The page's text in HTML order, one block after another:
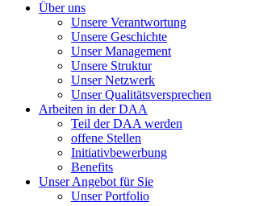
Über uns
Unsere Verantwortung
Unsere Geschichte
Unser Management
Unsere Struktur
Unser Netzwerk
Unser Qualitätsversprechen
Arbeiten in der DAA
Teil der DAA werden
offene Stellen
Initiativbewerbung
Benefits
Unser Angebot für Sie
Unser Portfolio